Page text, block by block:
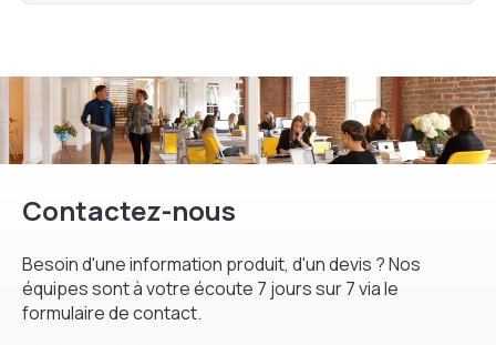
Contactez-nous
Besoin d'une information produit, d'un devis ? Nos
équipes sont à votre écoute 7 jours sur 7 via le
formulaire de contact.